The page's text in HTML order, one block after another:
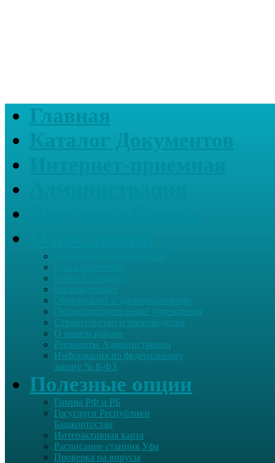
Главная
Награжденные
Образование и здравоохранение
Общеобразовательные учреждения
Строительство и производство
О нашем районе
Реквизиты Администрации
Информация по федеральному
закону № 8-ФЗ
Полезные опции
Гимны РФ и РБ
Госуслуги Республики
Башкортостан
Интерактивная карта
Расписание станция Уфа
Проверка на вирусы